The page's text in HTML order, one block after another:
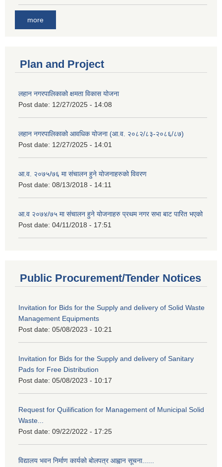
more
Plan and Project
लहान नगरपालिकाको क्षमता विकास योजना
Post date: 12/27/2025 - 14:08
लहान नगरपालिकाको आवधिक योजना (आ.व. २०८२/८३-२०८६/८७)
Post date: 12/27/2025 - 14:01
आ.व. २०७५/७६ मा संचालन हुने योजनाहरुको विवरण
Post date: 08/13/2018 - 14:11
आ.व २०७४/७५ मा संचालन हुने योजनाहरु प्रथम नगर सभा बाट पारित भएको
Post date: 04/11/2018 - 17:51
Public Procurement/Tender Notices
Invitation for Bids for the Supply and delivery of Solid Waste
Management Equipments
Post date: 05/08/2023 - 10:21
Invitation for Bids for the Supply and delivery of Sanitary
Pads for Free Distribution
Post date: 05/08/2023 - 10:17
Request for Quilification for Management of Municipal Solid
Waste...
Post date: 09/22/2022 - 17:25
विद्यालय भवन निर्माण कार्यको बोलपत्र आह्वान सूचना......